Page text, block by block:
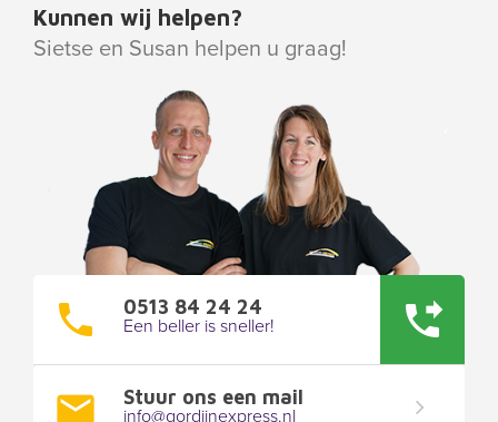
Kunnen wij helpen?
Sietse en Susan helpen u graag!
0513 84 24 24
Een beller is sneller!
Stuur ons een mail
info@gordijnexpress.nl